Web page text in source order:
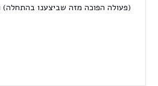
(פעולה הפוכה מזה שביצענו בהתחלה)